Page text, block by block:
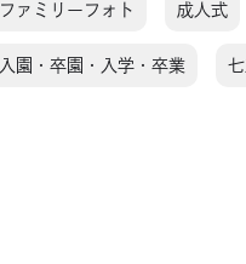
ファミリーフォト 成人式
入園・卒園・入学・卒業